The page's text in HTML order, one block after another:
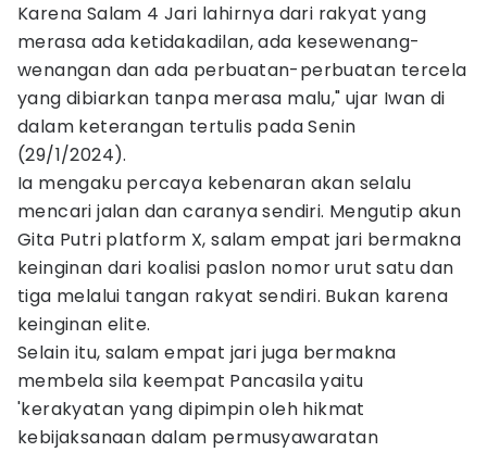
Karena Salam 4 Jari lahirnya dari rakyat yang
merasa ada ketidakadilan, ada kesewenang-
wenangan dan ada perbuatan-perbuatan tercela
yang dibiarkan tanpa merasa malu," ujar Iwan di
dalam keterangan tertulis pada Senin
(29/1/2024).
Ia mengaku percaya kebenaran akan selalu
mencari jalan dan caranya sendiri. Mengutip akun
Gita Putri platform X, salam empat jari bermakna
keinginan dari koalisi paslon nomor urut satu dan
tiga melalui tangan rakyat sendiri. Bukan karena
keinginan elite.
Selain itu, salam empat jari juga bermakna
membela sila keempat Pancasila yaitu
'kerakyatan yang dipimpin oleh hikmat
kebijaksanaan dalam permusyawaratan